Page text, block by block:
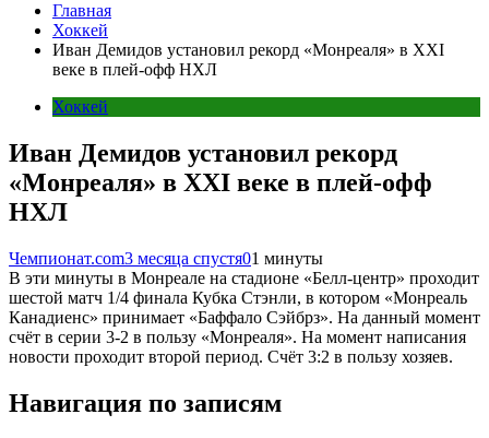
Главная
Хоккей
Иван Демидов установил рекорд «Монреаля» в XXI
веке в плей-офф НХЛ
Хоккей
Иван Демидов установил рекорд
«Монреаля» в XXI веке в плей-офф
НХЛ
Чемпионат.com3 месяца спустя01 минуты
В эти минуты в Монреале на стадионе «Белл-центр» проходит
шестой матч 1/4 финала Кубка Стэнли, в котором «Монреаль
Канадиенс» принимает «Баффало Сэйбрз». На данный момент
счёт в серии 3-2 в пользу «Монреаля». На момент написания
новости проходит второй период. Счёт 3:2 в пользу хозяев.
Навигация по записям